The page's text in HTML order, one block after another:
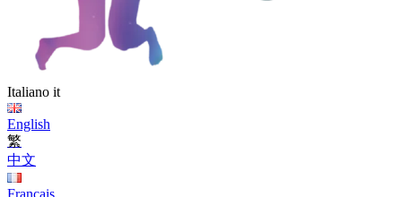
Italiano it
English
繁
中文
Français